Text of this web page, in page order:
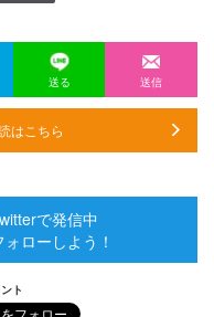
送る 送信
はこちら
で発信中
ローしよう！
ト